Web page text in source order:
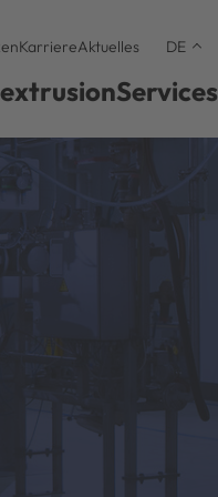
KarriereAktuelles DE
Services